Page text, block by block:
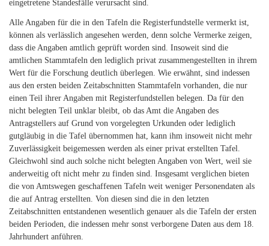
eingetretene Standesfälle verursacht sind.
Alle Angaben für die in den Tafeln die Registerfundstelle vermerkt ist,
können als verlässlich angesehen werden, denn solche Vermerke zeigen,
dass die Angaben amtlich geprüft worden sind. Insoweit sind die
amtlichen Stammtafeln den lediglich privat zusammengestellten in ihrem
Wert für die Forschung deutlich überlegen. Wie erwähnt, sind indessen
aus den ersten beiden Zeitabschnitten Stammtafeln vorhanden, die nur
einen Teil ihrer Angaben mit Registerfundstellen belegen. Da für den
nicht belegten Teil unklar bleibt, ob das Amt die Angaben des
Antragstellers auf Grund von vorgelegten Urkunden oder lediglich
gutgläubig in die Tafel übernommen hat, kann ihm insoweit nicht mehr
Zuverlässigkeit beigemessen werden als einer privat erstellten Tafel.
Gleichwohl sind auch solche nicht belegten Angaben von Wert, weil sie
anderweitig oft nicht mehr zu finden sind. Insgesamt verglichen bieten
die von Amtswegen geschaffenen Tafeln weit weniger Personendaten als
die auf Antrag erstellten. Von diesen sind die in den letzten
Zeitabschnitten entstandenen wesentlich genauer als die Tafeln der ersten
beiden Perioden, die indessen mehr sonst verborgene Daten aus dem 18.
Jahrhundert anführen.